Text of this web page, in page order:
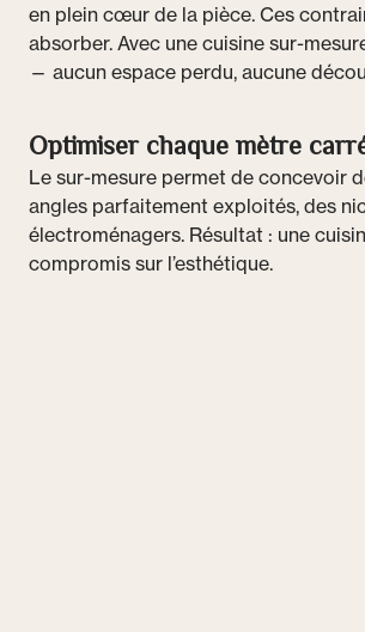
en plein cœur de la pièce. Ces
absorber. Avec une cuisine sur-
— aucun espace perdu, aucune
Optimiser chaque mètre
Le sur-mesure permet de concevoir
angles parfaitement exploités, des
électroménagers. Résultat : une
compromis sur l’esthétique.